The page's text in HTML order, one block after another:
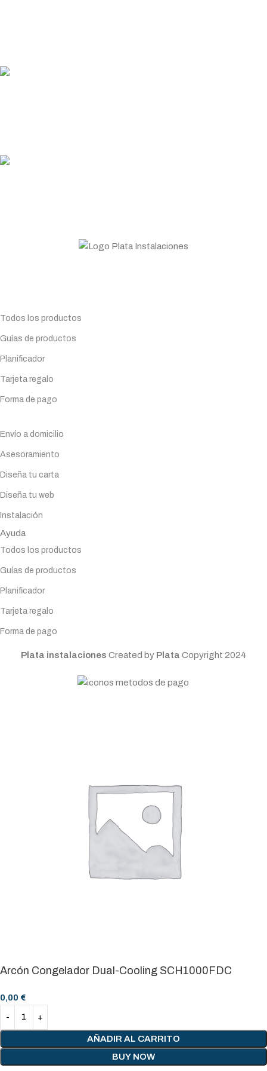
Todos los productos
Guías de productos
Planificador
Tarjeta regalo
Forma de pago
Envío a domicilio
Asesoramiento
Diseña tu carta
Diseña tu web
Instalación
Ayuda
Todos los productos
Guías de productos
Planificador
Tarjeta regalo
Forma de pago
Plata instalaciones Created by Plata Copyright 2024
Arcón Congelador Dual-Cooling SCH1000FDC
0,00 €
AÑADIR AL CARRITO
BUY NOW